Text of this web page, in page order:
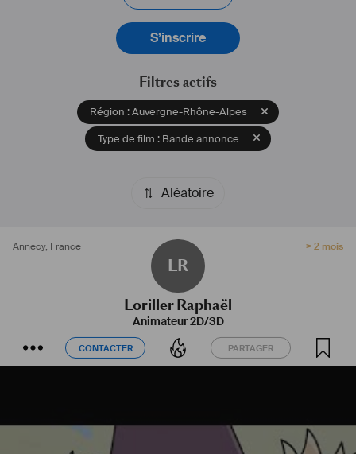
S’inscrire
Filtres actifs
Région : Auvergne-Rhône-Alpes
Type de film : Bande annonce
Aléatoire
Annecy, France
LR
> 2 mois
Loriller Raphaël
Animateur 2D/3D
CONTACTER PARTAGER
CONTACTER PARTAGER